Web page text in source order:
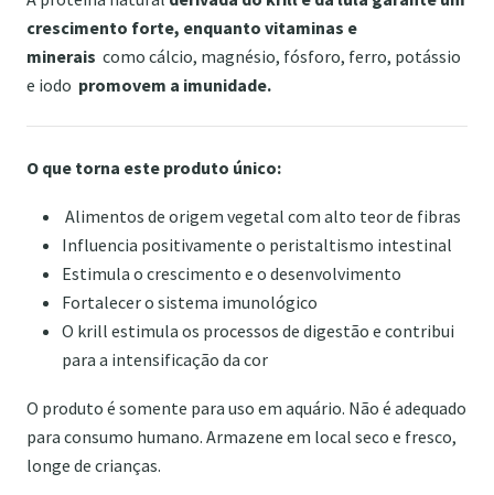
crescimento forte, enquanto vitaminas e
minerais como cálcio, magnésio, fósforo, ferro, potássio
e iodo promovem a imunidade.
O que torna este produto único:
Alimentos de origem vegetal com alto teor de fibras
Influencia positivamente o peristaltismo intestinal
Estimula o crescimento e o desenvolvimento
Fortalecer o sistema imunológico
O krill estimula os processos de digestão e contribui
para a intensificação da cor
O produto é somente para uso em aquário. Não é adequado
para consumo humano. Armazene em local seco e fresco,
longe de crianças.